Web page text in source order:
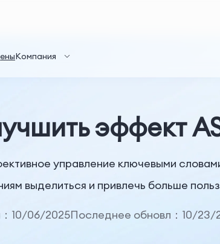
Компания
эффект
управление ключевыми
выделиться и привлечь больше
10/06/2025Последнее обновл：10/23/